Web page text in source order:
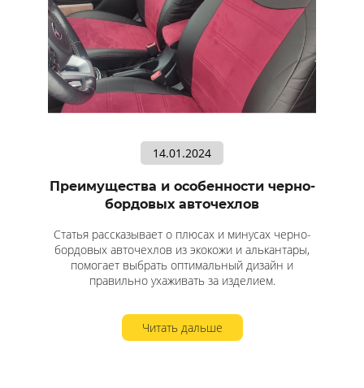
14.01.2024
Преимущества и особенности черно-
бордовых авточехлов
Статья рассказывает о плюсах и минусах черно-
бордовых авточехлов из экокожи и алькантары,
помогает выбрать оптимальный дизайн и
правильно ухаживать за изделием.
Читать дальше